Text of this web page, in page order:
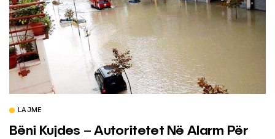
LAJME
Bëni Kujdes – Autoritetet Në Alarm Për